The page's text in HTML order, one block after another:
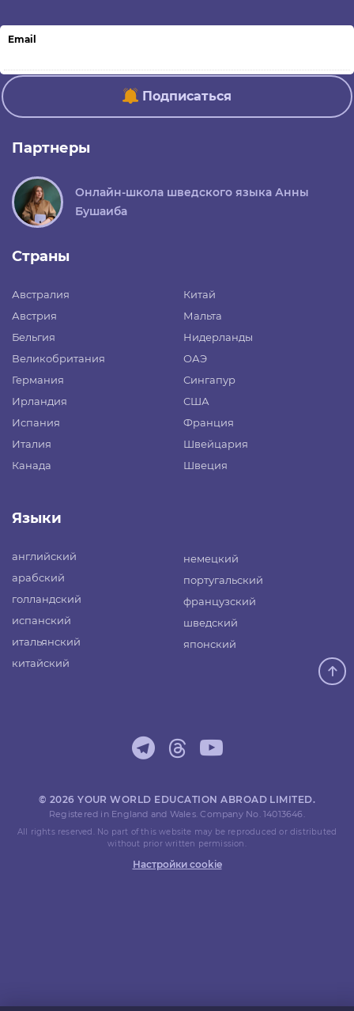
Email
Подписаться
Партнеры
Онлайн-школа шведского языка Анны
Бушаиба
Страны
Австралия
Австрия
Бельгия
Великобритания
Германия
Ирландия
Испания
Италия
Канада
Китай
Мальта
Нидерланды
ОАЭ
Сингапур
США
Франция
Швейцария
Швеция
Языки
английский
арабский
голландский
испанский
итальянский
китайский
немецкий
португальский
французский
шведский
японский
© 2026 YOUR WORLD EDUCATION ABROAD LIMITED.
Registered in England and Wales. Company No. 14013646.
All rights reserved. No part of this website may be reproduced or distributed
without prior written permission.
Настройки cookie